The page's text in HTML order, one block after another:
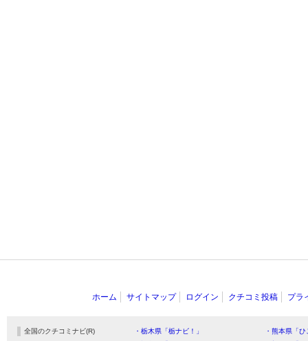
ホーム サイトマップ ログイン クチコミ投稿 プラ
全国のクチコミナビ(R) ・栃木県「栃ナビ！」
・熊本県「